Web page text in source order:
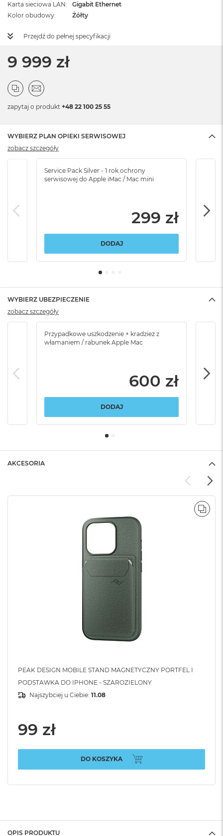
Karta sieciowa LAN
Gigabit Ethernet
Kolor obudowy
Żółty
Przejdź do pełnej specyfikacji
9 999 zł
zapytaj o produkt +48 22 100 25 55
WYBIERZ PLAN OPIEKI SERWISOWEJ
Service Pack Silver - 1 rok ochrony
serwisowej do Apple iMac / Mac mini
299 zł
DODAJ
zobacz szczegóły
WYBIERZ UBEZPIECZENIE
Przypadkowe uszkodzenie + kradzież z
włamaniem / rabunek Apple Mac
600 zł
DODAJ
zobacz szczegóły
AKCESORIA
PEAK DESIGN MOBILE STAND MAGNETYCZNY PORTFEL I
PODSTAWKA DO IPHONE - SZAROZIELONY
Najszybciej u Ciebie: 11.08
99 zł
DO KOSZYKA
OPIS PRODUKTU